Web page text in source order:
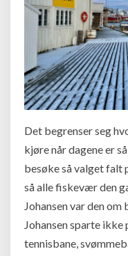
Det begrenser seg
kjøre når dagene er
besøke så valget falt
så alle fiskevær den
Johansen var den
Johansen sparte
tennisbane,